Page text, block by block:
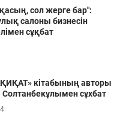
сол жерге бар":
салоны бизнесін
сұқбат
кітабының авторы
сұхбат